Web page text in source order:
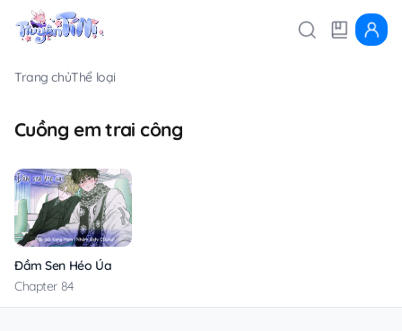
Trang chủThể loại
Cuồng em trai công
Đầm Sen Héo Úa
Chapter 84